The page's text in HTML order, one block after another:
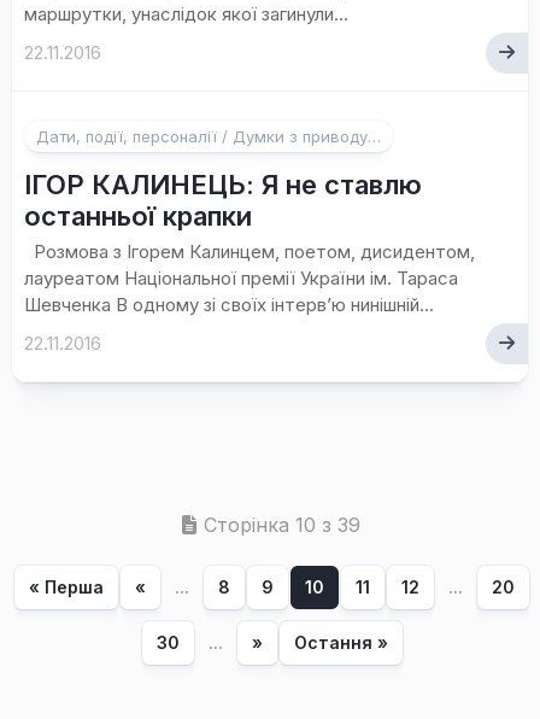
маршрутки, унаслідок якої загинули...
22.11.2016
Дати, події, персоналії / Думки з приводу…
ІГОР КАЛИНЕЦЬ: Я не ставлю
останньої крапки
Розмова з Ігорем Калинцем, поетом, дисидентом,
лауреатом Національної премії України ім. Тараса
Шевченка В одному зі своїх інтерв’ю нинішній...
22.11.2016
Сторінка 10 з 39
« Перша « ... 8 9 10 11 12 ... 20
30 ... » Остання »